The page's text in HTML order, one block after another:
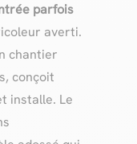
parfois
averti.
chantier
conçoit
installe. Le